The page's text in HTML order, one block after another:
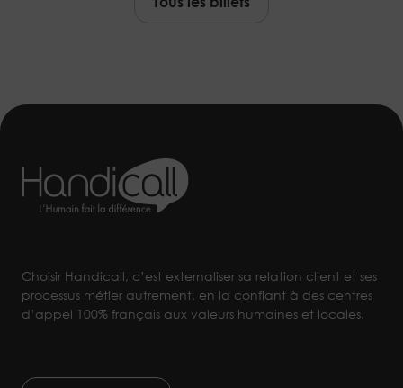
Choisir Handicall, c’est externaliser sa relation client et ses
processus métier autrement, en la confiant à des centres
d’appel 100% français aux valeurs humaines et locales.